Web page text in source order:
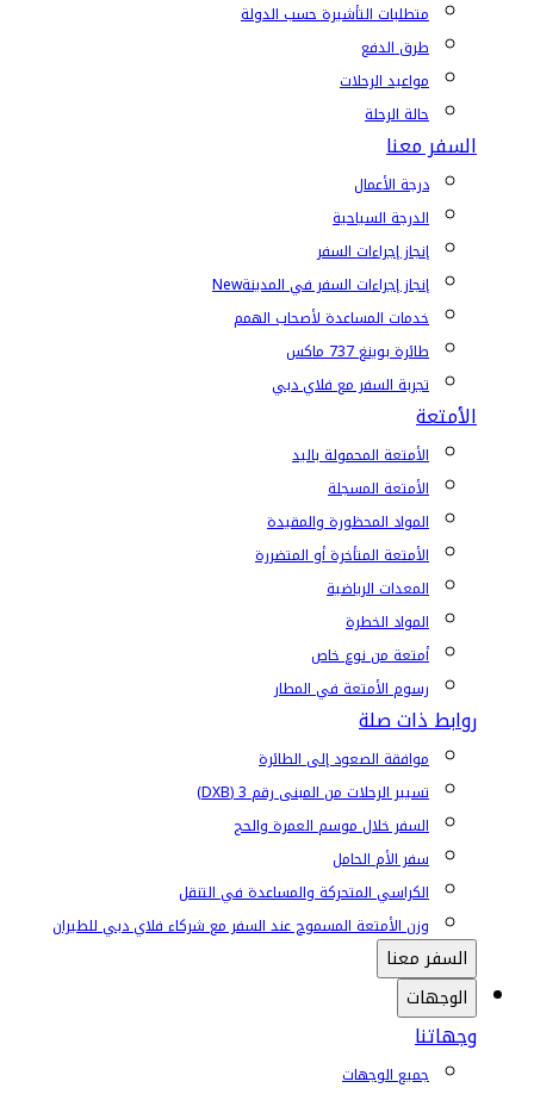
متطلبات التأشيرة حسب الدولة
طرق الدفع
مواعيد الرحلات
حالة الرحلة
السفر معنا
درجة الأعمال
الدرجة السياحية
إنجاز إجراءات السفر
إنجاز إجراءات السفر في المدينةNew
خدمات المساعدة لأصحاب الهمم
طائرة بوينغ 737 ماكس
تجربة السفر مع فلاي دبي
الأمتعة
الأمتعة المحمولة باليد
الأمتعة المسجلة
المواد المحظورة والمقيدة
الأمتعة المتأخرة أو المتضررة
المعدات الرياضية
المواد الخطرة
أمتعة من نوع خاص
رسوم الأمتعة في المطار
روابط ذات صلة
موافقة الصعود إلى الطائرة
تسيير الرحلات من المبنى رقم 3 (DXB)
السفر خلال موسم العمرة والحج
سفر الأم الحامل
الكراسي المتحركة والمساعدة في التنقل
وزن الأمتعة المسموح عند السفر مع شركاء فلاي دبي للطيران
السفر معنا
الوجهات
وجهاتنا
جميع الوجهات